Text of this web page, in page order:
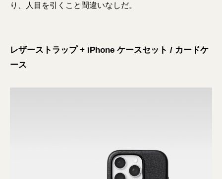
り、人目を引くこと間違いなしだ。
レザーストラップ + iPhone ケースセット / カードケ
ース